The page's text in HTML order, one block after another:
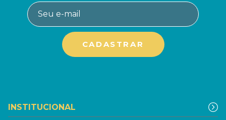
INSTITUCIONAL